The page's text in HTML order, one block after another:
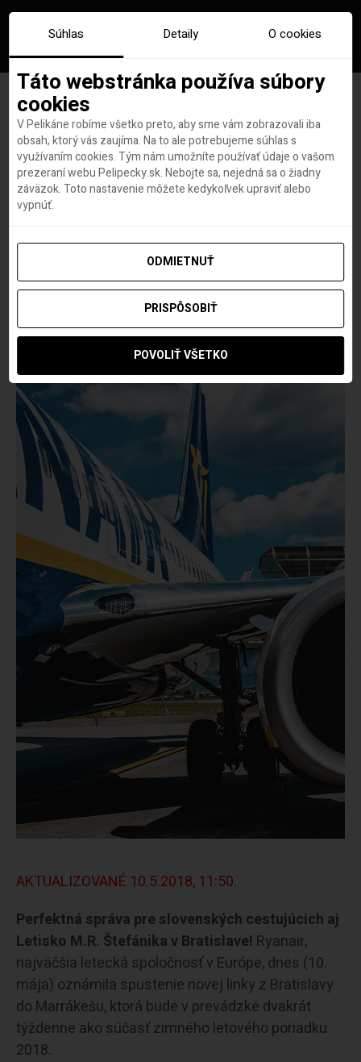
MEGA NOVINKA: Ryanair
poletí z Bratislavy do Maroka
od októbra 2018! (letenky už v
Roland Regely 9. MÁJA 2018
AKTUALIZOVANÉ 10.5.2018, 11:50.
Perfektná správa pre slovenských cestujúcich aj
Letisko M.R. Štefánika v Bratislave! Ryanair,
najväčšia letecká spoločnosť v Európe, dnes (10.
mája) oznámila spustenie novej linky z Bratislavy
do Marrákešu, ktorá bude v prevádzke dvakrát
týždenne ako súčasť zimného letového poriadku
2018.
Súhlas Detaily O cookies
Táto webstránka používa súbory
cookies
V Pelikáne robíme všetko preto, aby sme vám zobrazovali iba
obsah, ktorý vás zaujíma. Na to ale potrebujeme súhlas s
využívaním cookies. Tým nám umožníte používať údaje o vašom
prezeraní webu Pelipecky.sk. Nebojte sa, nejedná sa o žiadny
záväzok. Toto nastavenie môžete kedykoľvek upraviť alebo
vypnúť.
ODMIETNUŤ
PRISPÔSOBIŤ
POVOLIŤ VŠETKO